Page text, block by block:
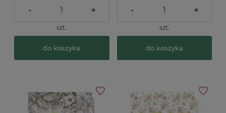
- +
szt.
do koszyka
- +
szt.
do koszyka